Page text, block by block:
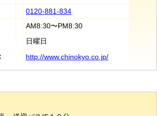
0120-881-834
AM8:30〜PM8:30
日曜日
http://www.chinokyo.co.jp/